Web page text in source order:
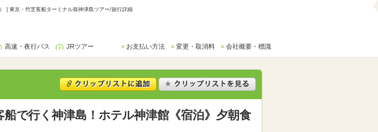
| 東京・竹芝客船ターミナル発神津島ツアー/旅行詳細
高速・夜行バス JRツアー お支払い方法 変更・取消料 会社概要・標識
で行く神津島！ホテル神津館《宿泊》夕朝食